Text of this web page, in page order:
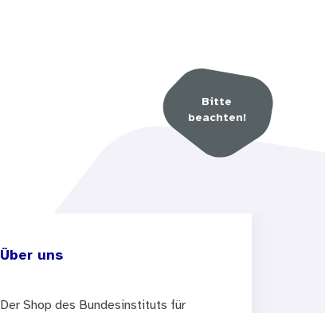
Bitte
beachten!
Über uns
Der Shop des Bundesinstituts für